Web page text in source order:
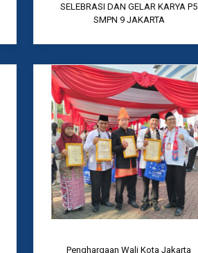
SELEBRASI DAN GELAR KARYA P5
SMPN 9 JAKARTA
Penghargaan Wali Kota Jakarta